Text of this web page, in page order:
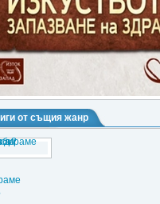
от същия жанр